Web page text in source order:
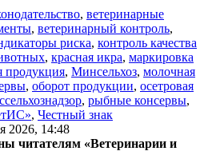
, ветеринарные
, ветеринарный контроль,
риска, контроль качества
, красная икра, маркировка
продукция, Минсельхоз, молочная
, оборот продукции, осетровая
, рыбные консервы,
, Честный знак
2026, 14:48
читателям «Ветеринарии и